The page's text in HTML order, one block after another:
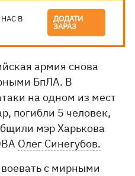
В ДОДАТИ
ЗАРАЗ
армия снова
БпЛА. В
на одном из мест
погибли 5 человек,
мэр Харькова
Олег Синегубов.
с мирными